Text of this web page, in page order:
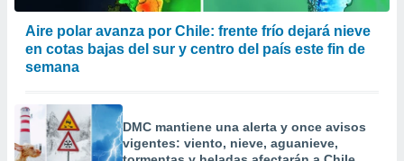
Aire polar avanza por Chile: frente frío dejará nieve
en cotas bajas del sur y centro del país este fin de
semana
DMC mantiene una alerta y once avisos
vigentes: viento, nieve, aguanieve,